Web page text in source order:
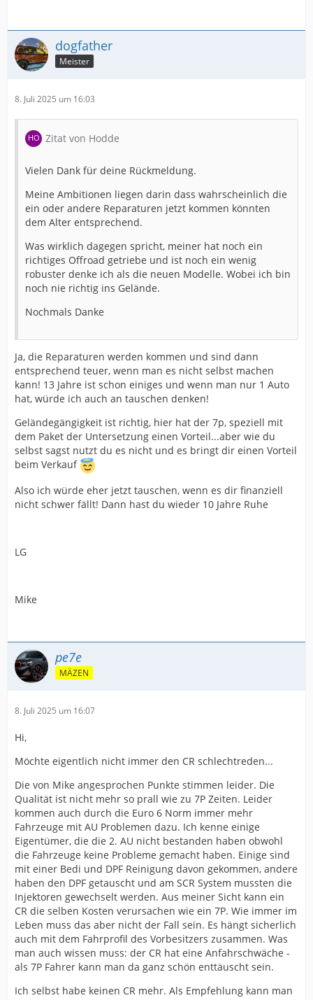
dogfather
Meister
8. Juli 2025 um 16:03
Zitat von Hodde
Vielen Dank für deine Rückmeldung.
Meine Ambitionen liegen darin dass wahrscheinlich die
ein oder andere Reparaturen jetzt kommen könnten
dem Alter entsprechend.
Was wirklich dagegen spricht, meiner hat noch ein
richtiges Offroad getriebe und ist noch ein wenig
robuster denke ich als die neuen Modelle. Wobei ich bin
noch nie richtig ins Gelände.
Nochmals Danke
Ja, die Reparaturen werden kommen und sind dann
entsprechend teuer, wenn man es nicht selbst machen
kann! 13 Jahre ist schon einiges und wenn man nur 1 Auto
hat, würde ich auch an tauschen denken!
Geländegängigkeit ist richtig, hier hat der 7p, speziell mit
dem Paket der Untersetzung einen Vorteil...aber wie du
selbst sagst nutzt du es nicht und es bringt dir einen Vorteil
beim Verkauf
Also ich würde eher jetzt tauschen, wenn es dir finanziell
nicht schwer fällt! Dann hast du wieder 10 Jahre Ruhe
LG
Mike
pe7e
MÄZEN
8. Juli 2025 um 16:07
Hi,
Möchte eigentlich nicht immer den CR schlechtreden...
Die von Mike angesprochen Punkte stimmen leider. Die
Qualität ist nicht mehr so prall wie zu 7P Zeiten. Leider
kommen auch durch die Euro 6 Norm immer mehr
Fahrzeuge mit AU Problemen dazu. Ich kenne einige
Eigentümer, die die 2. AU nicht bestanden haben obwohl
die Fahrzeuge keine Probleme gemacht haben. Einige sind
mit einer Bedi und DPF Reinigung davon gekommen, andere
haben den DPF getauscht und am SCR System mussten die
Injektoren gewechselt werden. Aus meiner Sicht kann ein
CR die selben Kosten verursachen wie ein 7P. Wie immer im
Leben muss das aber nicht der Fall sein. Es hängt sicherlich
auch mit dem Fahrprofil des Vorbesitzers zusammen. Was
man auch wissen muss: der CR hat eine Anfahrschwäche -
als 7P Fahrer kann man da ganz schön enttäuscht sein.
Ich selbst habe keinen CR mehr. Als Empfehlung kann man